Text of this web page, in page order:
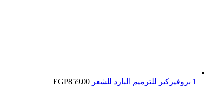
1 بروفيركير للترميم البارد للشعر EGP859.00